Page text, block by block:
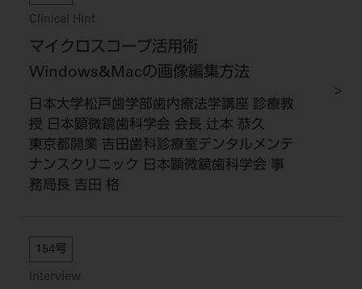
Clinical Hint
マイクロスコープ活用術
Windows&Macの画像編集方法
日本大学松戸歯学部歯内療法学講座 診療教
授 日本顕微鏡歯科学会 会長 辻本 恭久
東京都開業 吉田歯科診療室デンタルメンテ
ナンスクリニック 日本顕微鏡歯科学会 事
務局長 吉田 格
154号
Interview